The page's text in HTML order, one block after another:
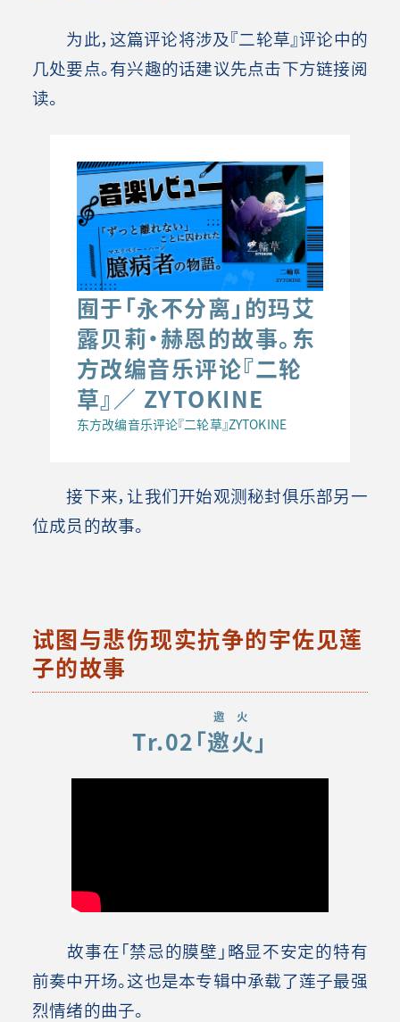
为此，这篇评论将涉及『二轮草』评论中的
几处要点。有兴趣的话建议先点击下方链接阅
读。
囿于「永不分离」的玛艾
露贝莉·赫恩的故事。东
方改编音乐评论『二轮
草』／ ZYTOKINE
东方改编音乐评论『二轮草』ZYTOKINE
接下来，让我们开始观测秘封俱乐部另一
位成员的故事。
试图与悲伤现实抗争的宇佐见莲
子的故事
Tr.02「邀火
邀火
」
故事在「禁忌的膜壁」略显不安定的特有
前奏中开场。这也是本专辑中承载了莲子最强
烈情绪的曲子。